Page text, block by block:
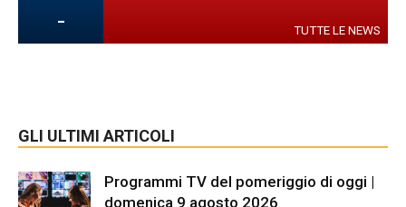
- TUTTE LE NEWS
GLI ULTIMI ARTICOLI
Programmi TV del pomeriggio di oggi |
domenica 9 agosto 2026